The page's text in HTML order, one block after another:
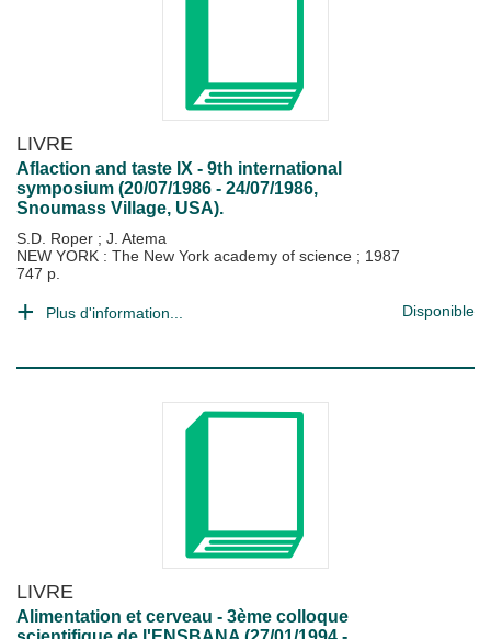
LIVRE
Aflaction and taste IX - 9th international
symposium (20/07/1986 - 24/07/1986,
Snoumass Village, USA).
S.D. Roper ; J. Atema
NEW YORK : The New York academy of science ; 1987
747 p.
Plus d'information... Disponible
LIVRE
Alimentation et cerveau - 3ème colloque